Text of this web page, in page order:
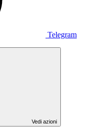
Telegram
Vedi azioni